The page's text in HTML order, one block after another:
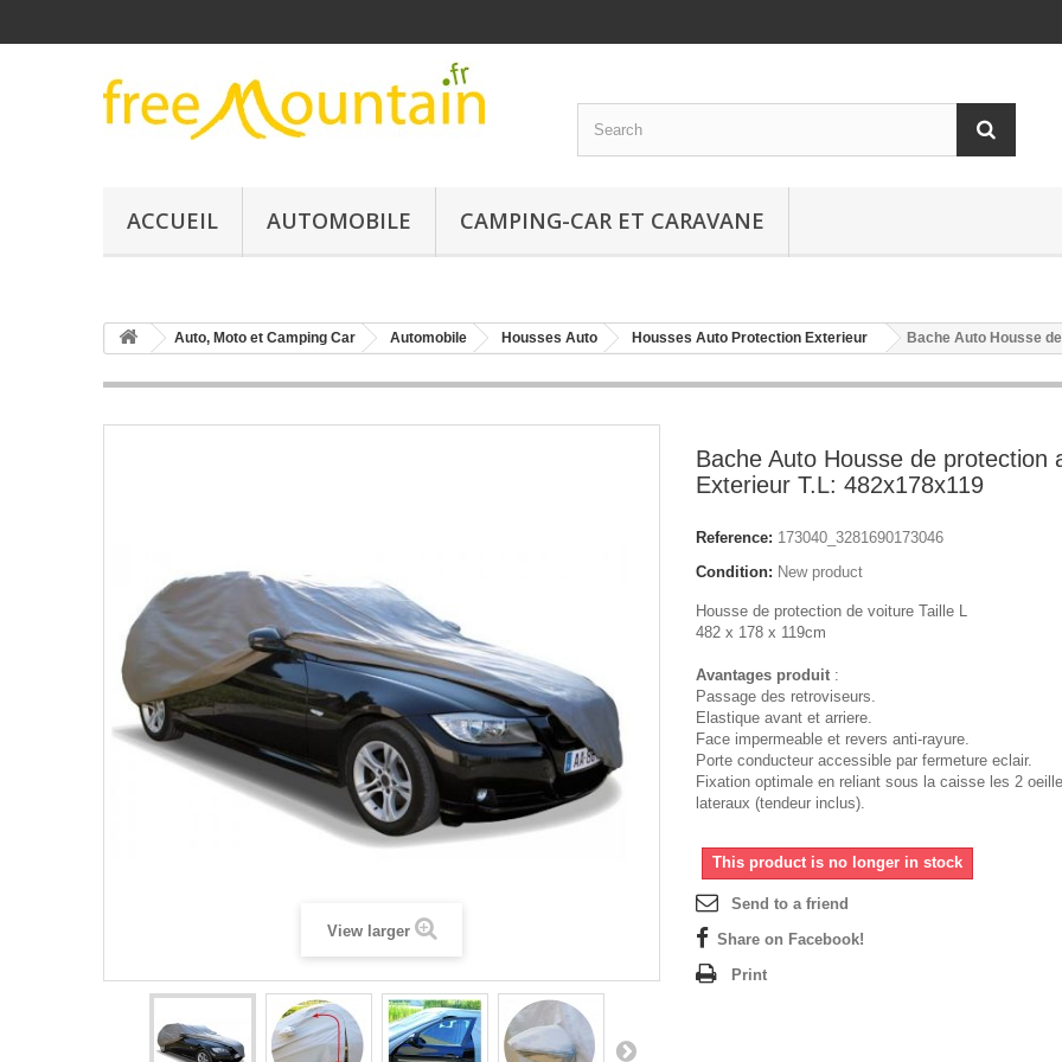
ACCUEIL AUTOMOBILE CAMPING-CAR ET CARAVANE
Auto, Moto et Camping Car Automobile Housses Auto Housses Auto Protection Exterieur Bache Auto Housse
View larger
Bache Auto Housse de protection
Exterieur T.L: 482x178x119
Reference: 173040_3281690173046
Condition: New product
Housse de protection de voiture Taille L
482 x 178 x 119cm
Avantages produit :
Passage des retroviseurs.
Elastique avant et arriere.
Face impermeable et revers anti-rayure.
Porte conducteur accessible par fermeture eclair.
Fixation optimale en reliant sous la caisse les 2
lateraux (tendeur inclus).
This product is no longer in stock
Send to a friend
Share on Facebook!
Print